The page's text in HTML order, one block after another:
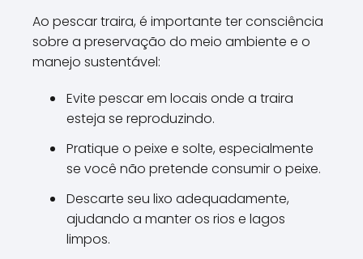
Ao pescar traira, é importante ter consciência
sobre a preservação do meio ambiente e o
manejo sustentável:
Evite pescar em locais onde a traira
esteja se reproduzindo.
Pratique o peixe e solte, especialmente
se você não pretende consumir o peixe.
Descarte seu lixo adequadamente,
ajudando a manter os rios e lagos
limpos.